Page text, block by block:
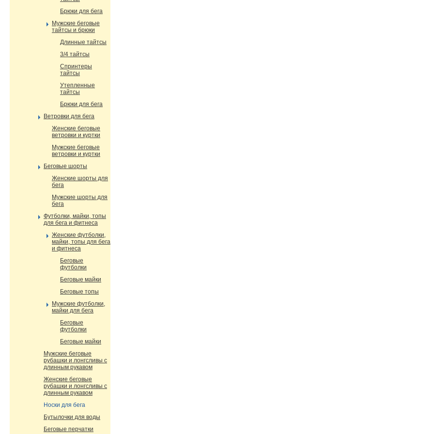
Брюки для бега
Мужские беговые
тайтсы и брюки
Длинные тайтсы
3/4 тайтсы
Спринтеры
тайтсы
Утепленные
тайтсы
Брюки для бега
Ветровки для бега
Женские беговые
ветровки и куртки
Мужские беговые
ветровки и куртки
Беговые шорты
Женские шорты для
бега
Мужские шорты для
бега
Футболки, майки, топы
для бега и фитнеса
Женские футболки,
майки, топы для бега
и фитнеса
Беговые
футболки
Беговые майки
Беговые топы
Мужские футболки,
майки для бега
Беговые
футболки
Беговые майки
Мужские беговые
рубашки и лонгсливы с
длинным рукавом
Женские беговые
рубашки и лонгсливы с
длинным рукавом
Носки для бега
Бутылочки для воды
Беговые перчатки